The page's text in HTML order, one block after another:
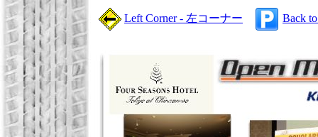
Left Corner - 左コーナー Back